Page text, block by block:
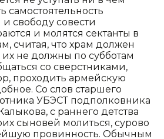
самостоятельность
свободу совести
и молятся сектанты в
считая, что храм должен
не должны по субботам
со сверстниками,
проходить армейскую
Со слов старшего
УБЭСТ подполковника
с раннего детства
сыновей молиться, сурово
провинность. Обычным